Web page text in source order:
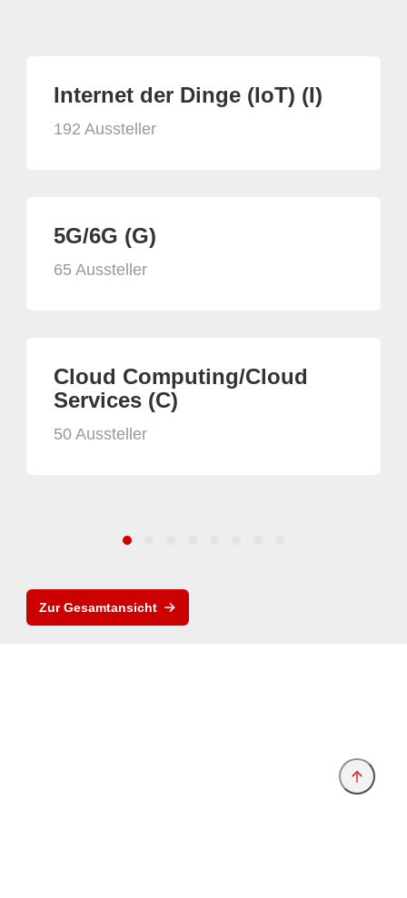
Internet der Dinge (IoT) (I)
192 Aussteller
5G/6G (G)
65 Aussteller
Cloud Computing/Cloud
Services (C)
50 Aussteller
Zur Gesamtansicht